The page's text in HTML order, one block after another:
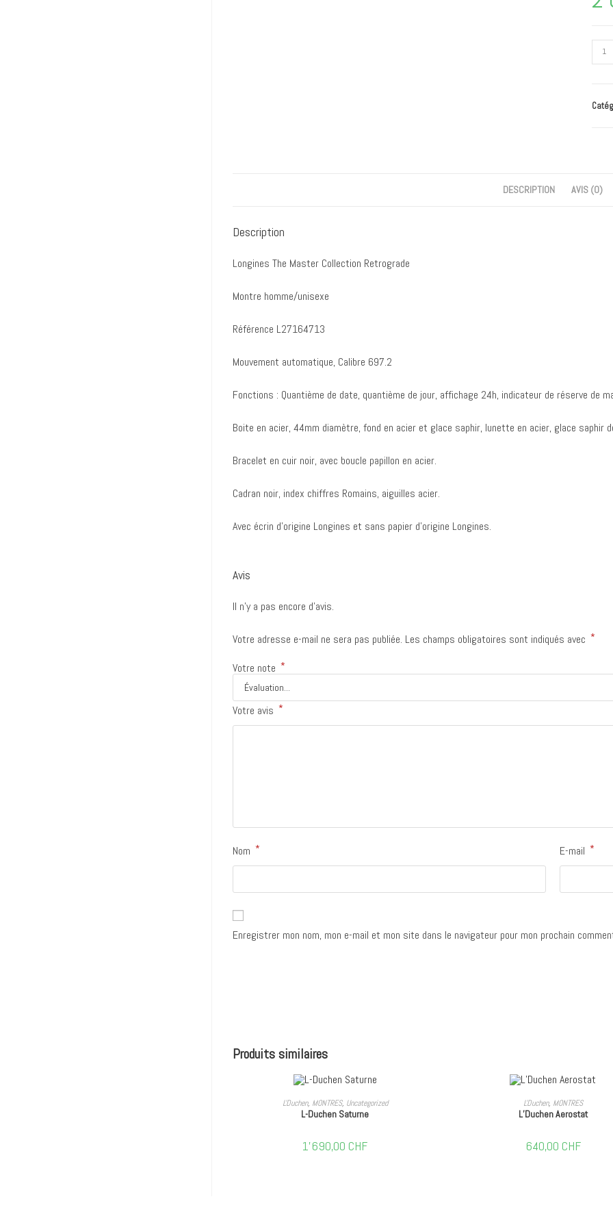
DESCRIPTION AVIS (0)
Description
Longines The Master Collection Retrograde
Montre homme/unisexe
Référence L27164713
Mouvement automatique, Calibre 697.2
Fonctions : Quantième de date, quantième de jour, affichage 24h, indicateur de réserve de
Boite en acier, 44mm diamètre, fond en acier et glace saphir, lunette en acier, glace saphir
Bracelet en cuir noir, avec boucle papillon en acier.
Cadran noir, index chiffres Romains, aiguilles acier.
Avec écrin d’origine Longines et sans papier d’origine Longines.
Avis
Il n’y a pas encore d’avis.
Votre adresse e-mail ne sera pas publiée. Les champs obligatoires sont indiqués avec *
Votre note *
Votre avis *
Nom * E-mail *
Enregistrer mon nom, mon e-mail et mon site dans le navigateur pour mon prochain
Produits similaires
AJOUTER AU PANIER
L'Duchen, MONTRES, Uncategorized
L-Duchen Saturne
1'690,00 CHF
AJOUTER AU PANIER
L'Duchen, MONTRES
L’Duchen Aerostat
640,00 CHF